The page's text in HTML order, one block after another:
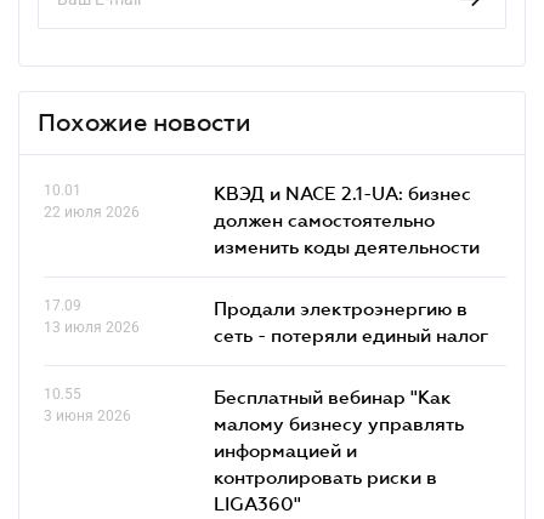
Похожие новости
10.01
22 июля 2026
КВЭД и NACE 2.1-UA: бизнес
должен самостоятельно
изменить коды деятельности
17.09
13 июля 2026
Продали электроэнергию в
сеть - потеряли единый налог
10.55
3 июня 2026
Бесплатный вебинар "Как
малому бизнесу управлять
информацией и
контролировать риски в
LIGA360"